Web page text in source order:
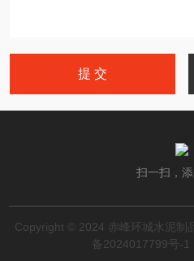
扫一扫，
Copyright © 2024 赤峰环城水泥制
备2024017799号-1